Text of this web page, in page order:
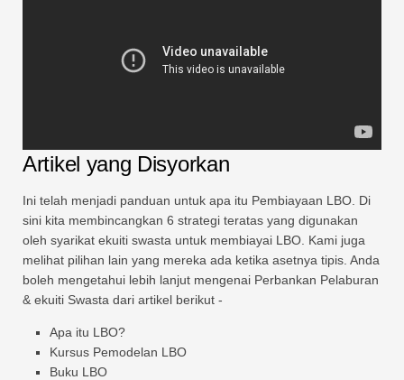
Artikel yang Disyorkan
Ini telah menjadi panduan untuk apa itu Pembiayaan LBO. Di
sini kita membincangkan 6 strategi teratas yang digunakan
oleh syarikat ekuiti swasta untuk membiayai LBO. Kami juga
melihat pilihan lain yang mereka ada ketika asetnya tipis. Anda
boleh mengetahui lebih lanjut mengenai Perbankan Pelaburan
& ekuiti Swasta dari artikel berikut -
Apa itu LBO?
Kursus Pemodelan LBO
Buku LBO